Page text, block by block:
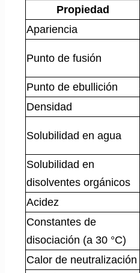
Propiedad
Apariencia
Punto de fusión
Punto de ebullición
Densidad
Solubilidad en agua
Solubilidad en
disolventes orgánicos
Acidez
Constantes de
disociación (a 30 °C)
Calor de neutralización